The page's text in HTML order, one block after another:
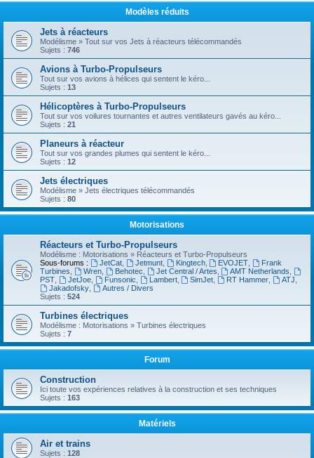
Modèles réduits
Jets à réacteurs
Modélisme » Tout sur vos Jets à réacteurs télécommandés
Sujets : 746
Avions à Turbo-Propulseurs
Tout sur vos avions à hélices qui sentent le kéro...
Sujets : 13
Hélicoptères à Turbo-Propulseurs
Tout sur vos voilures tournantes et autres ventilateurs gavés au kéro...
Sujets : 21
Planeurs à réacteur
Tout sur vos grandes plumes qui sentent le kéro...
Sujets : 12
Jets électriques
Modélisme » Jets électriques télécommandés
Sujets : 80
Motorisations
Réacteurs et Turbo-Propulseurs
Modélisme : Motorisations » Réacteurs et Turbo-Propulseurs
Sous-forums :
JetCat, Jetmunt, Kingtech, EVOJET
Frank
Turbines
Wren, Behotec Jet Central / Artes AMT Netherlands
PST
JetJoe, Funsonic Lambert, SimJet RT Hammer ATJ
Jakadofsky,
Autres / Divers
Sujets : 524
Turbines électriques
Modélisme : Motorisations » Turbines électriques
Sujets : 7
Forum
Construction
Ici toute vos expériences relatives à la construction et ses techniques
Sujets : 163
Matériels
Air et trains
Sujets : 128